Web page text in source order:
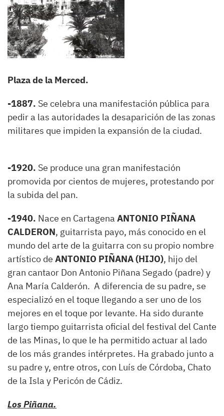
Plaza de la Merced.
-1887. Se celebra una manifestación pública para
pedir a las autoridades la desaparición de las zonas
militares que impiden la expansión de la ciudad.
-1920. Se produce una gran manifestación
promovida por cientos de mujeres, protestando por
la subida del pan.
-1940. Nace en Cartagena ANTONIO PIÑANA
CALDERON, guitarrista payo, más conocido en el
mundo del arte de la guitarra con su propio nombre
artístico de ANTONIO PIÑANA (HIJO), hijo del
gran cantaor Don Antonio Piñana Segado (padre) y
Ana María Calderón. A diferencia de su padre, se
especializó en el toque llegando a ser uno de los
mejores en el toque por levante. Ha sido durante
largo tiempo guitarrista oficial del festival del Cante
de las Minas, lo que le ha permitido actuar al lado
de los más grandes intérpretes. Ha grabado junto a
su padre y, entre otros, con Luís de Córdoba, Chato
de la Isla y Pericón de Cádiz.
Los Piñana.